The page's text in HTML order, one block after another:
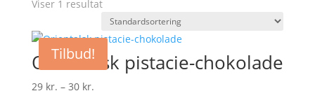
Viser 1 resultat
Tilbud!
Orientalsk pistacie-chokolade
29 kr. – 30 kr.Prisinterval: